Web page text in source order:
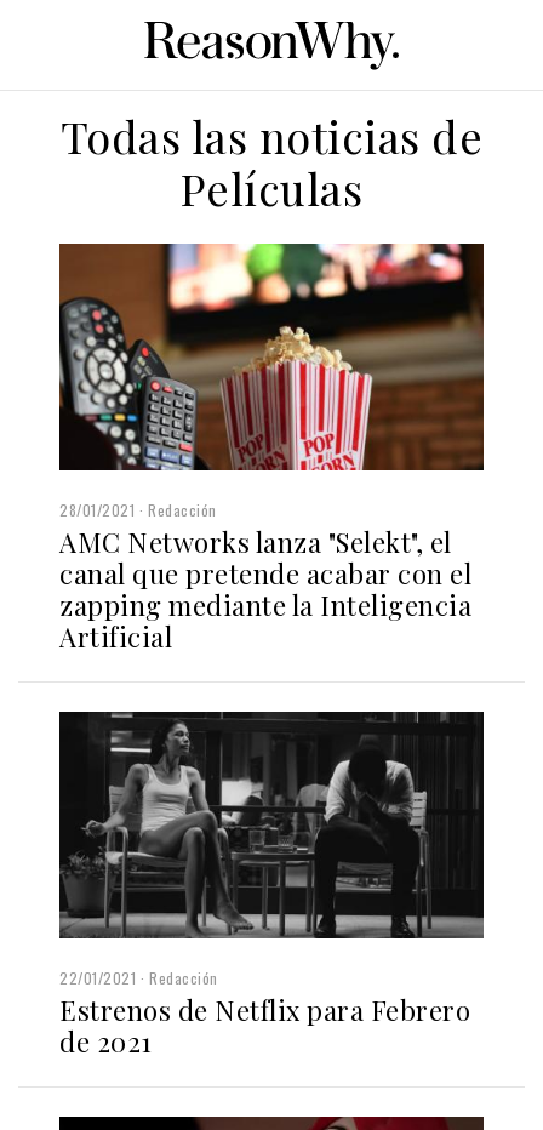
Todas las noticias de
Películas
28/01/2021 Redacción
AMC Networks lanza "Selekt", el
canal que pretende acabar con el
zapping mediante la Inteligencia
Artificial
22/01/2021 Redacción
Estrenos de Netflix para Febrero
de 2021